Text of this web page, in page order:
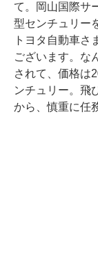
て。岡山国際サ
型センチュリー
トヨタ自動車さ
ございます。な
されて、価格は
ンチュリー。飛
から、慎重に任